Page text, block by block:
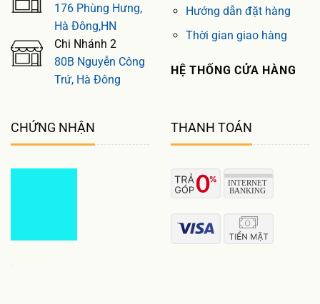
176 Phùng Hưng,
Hà Đông,HN
Chi Nhánh 2
80B Nguyễn Công
Trứ, Hà Đông
Hướng dẫn đặt hàng
Thời gian giao hàng
HỆ THỐNG CỬA HÀNG
CHỨNG NHẬN THANH TOÁN